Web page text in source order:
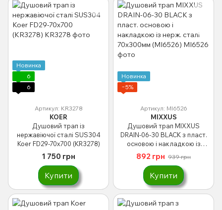
Новинка
6
6
Артикул: KR3278
KOER
Душовий трап із
нержавіючої сталі SUS304
Koer FD29-70x700 (KR3278)
1 750 грн
Купити
Новинка
−5%
Артикул: MI6526
MIXXUS
Душовий трап MIXXUS
DRAIN-06-30 BLACK з пласт.
основою і накладкою із
нерж. сталі 70x300мм
(MI6526)
892 грн 939 грн
Купити